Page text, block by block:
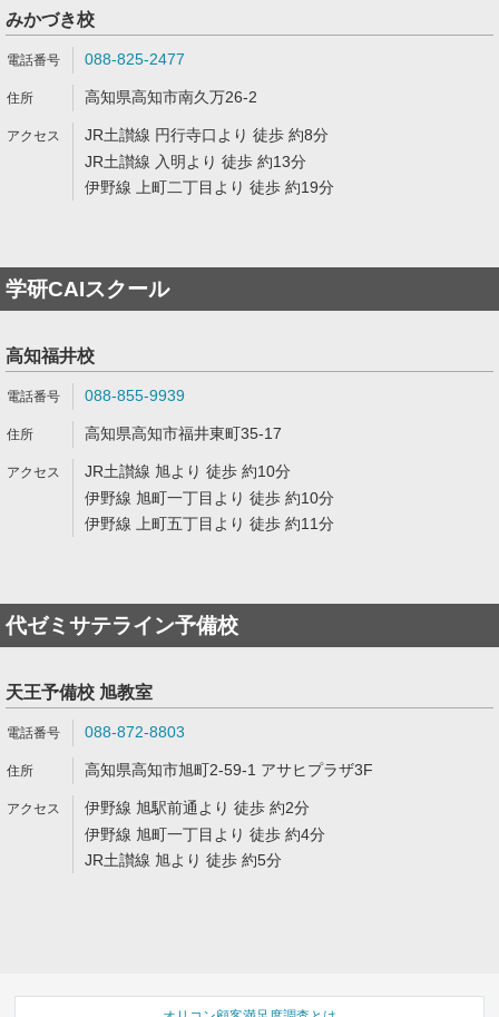
みかづき校
088-825-2477
高知県高知市南久万26-2
JR土讃線 円行寺口より 徒歩 約8分
JR土讃線 入明より 徒歩 約13分
伊野線 上町二丁目より 徒歩 約19分
学研CAIスクール
高知福井校
088-855-9939
高知県高知市福井東町35-17
JR土讃線 旭より 徒歩 約10分
伊野線 旭町一丁目より 徒歩 約10分
伊野線 上町五丁目より 徒歩 約11分
代ゼミサテライン予備校
天王予備校 旭教室
088-872-8803
高知県高知市旭町2-59-1 アサヒプラザ3F
伊野線 旭駅前通より 徒歩 約2分
伊野線 旭町一丁目より 徒歩 約4分
JR土讃線 旭より 徒歩 約5分